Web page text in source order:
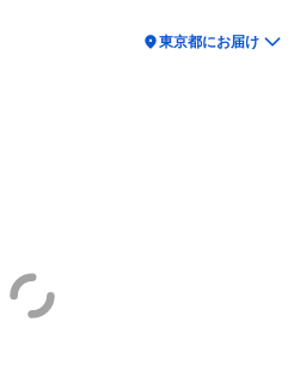
location_on東京都にお届け